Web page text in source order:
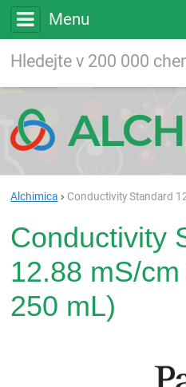
Menu
Vyhledávání
Alchimica Conductivity Standard
Conductivity
12.88 mS/
250 mL)